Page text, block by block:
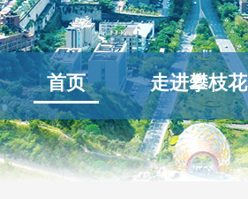
首页 走进攀枝花